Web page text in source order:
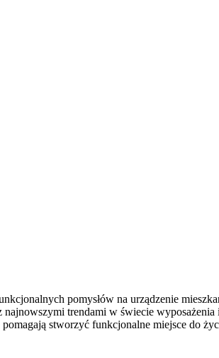
pomysłów na urządzenie
trendami w świecie
stworzyć funkcjonalne miejsce do